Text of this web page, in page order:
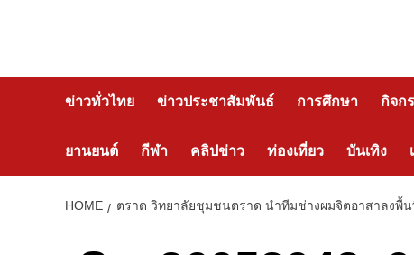
ข่าวทั่วไทย ข่าวประชาสัมพันธ์ การศึกษา กิจก
ยานยนต์ กีฬา คลิปข่าว ท่องเที่ยว บันเทิง
HOME ตราด วิทยาลัยชุมชนตราด นำทีมช่างผมจิตอาสาลงพื้